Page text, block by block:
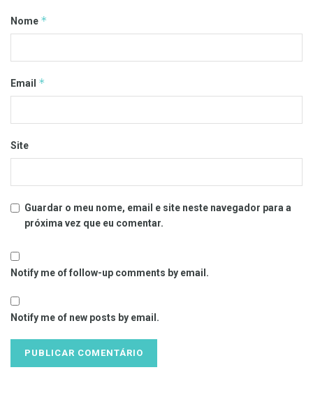
Nome *
Email *
Site
Guardar o meu nome, email e site neste navegador para a
próxima vez que eu comentar.
Notify me of follow-up comments by email.
Notify me of new posts by email.